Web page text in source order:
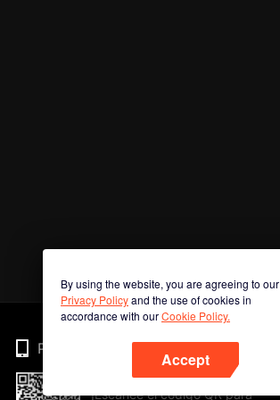
By using the website, you are agreeing to our
Privacy Policyand the use of cookies in
accordance with ourCookie Policy.
Accept
Phone
¡Escanee el código QR para